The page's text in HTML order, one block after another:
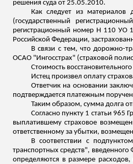
решения суда от 25.05.2010.
Как следует из материалов
(государственный
регистрационный номер Н 110 УО
Российской Федерации,
В связи с тем, что дорожно-
ОСАО "Ингосстрах" (страховой
Стоимость
Истец произвел оплату
Ответчик на основании
подтверждается платежным
Таким образом, сумма долга
Согласно пункту 1 статьи 965
выплатившему страховое
ответственному за убытки,
В соответствии с
транспортных средств",
определяются в размере